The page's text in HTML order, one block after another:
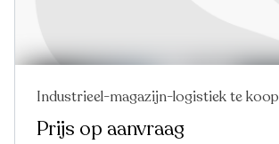
Industrieel-magazijn-logistiek te koop
Prijs op aanvraag